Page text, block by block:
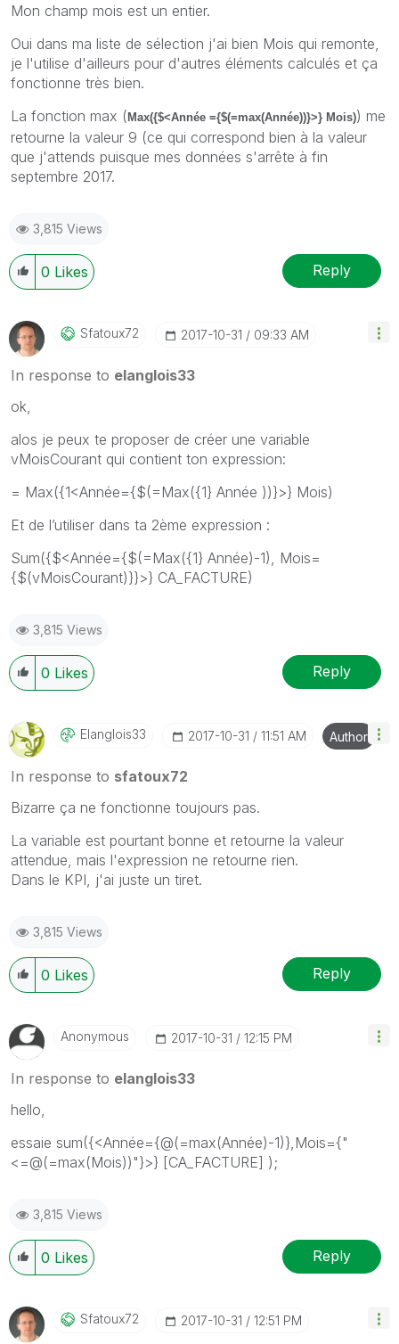
Mon champ mois est un entier.
Oui dans ma liste de sélection j'ai bien Mois qui remonte,
je l'utilise d'ailleurs pour d'autres éléments calculés et ça
fonctionne très bien.
La fonction max (Max({$<Année ={$(=max(Année))}>} Mois)) me
retourne la valeur 9 (ce qui correspond bien à la valeur
que j'attends puisque mes données s'arrête à fin
septembre 2017.
3,815 Views
0 Likes Reply
Sfatoux72 ‎2017-10-31 09:33 AM
In response to elanglois33
‌ok,
alos je peux te proposer de créer une variable
vMoisCourant qui contient ton expression:
= Max({1<Année={$(=Max({1} Année ))}>} Mois)
Et de l’utiliser dans ta 2ème expression :
Sum({$<Année={$(=Max({1} Année)-1), Mois=
{$(vMoisCourant)}}>} CA_FACTURE)
3,815 Views
0 Likes Reply
Elanglois33 ‎2017-10-31 11:51 AM Author
In response to sfatoux72
Bizarre ça ne fonctionne toujours pas.
La variable est pourtant bonne et retourne la valeur
attendue, mais l'expression ne retourne rien.
Dans le KPI, j'ai juste un tiret.
3,815 Views
0 Likes Reply
Anonymous ‎2017-10-31 12:15 PM
In response to elanglois33
hello,
essaie sum({<Année={@(=max(Année)-1)},Mois={"
<=@(=max(Mois))"}>} [CA_FACTURE] );
3,815 Views
0 Likes Reply
Sfatoux72 ‎2017-10-31 12:51 PM